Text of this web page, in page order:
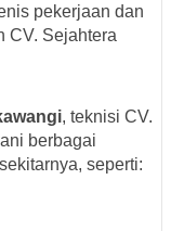
pekerjaan dan
CV. Sejahtera
, teknisi CV.
berbagai
seperti: